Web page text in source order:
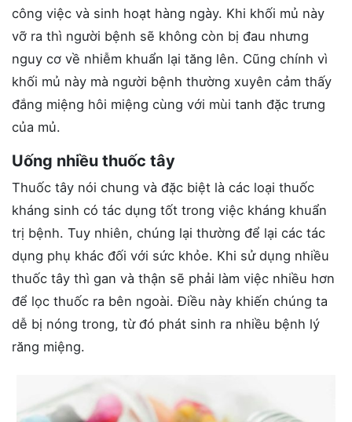
công việc và sinh hoạt hàng ngày. Khi khối mủ này
vỡ ra thì người bệnh sẽ không còn bị đau nhưng
nguy cơ về nhiễm khuẩn lại tăng lên. Cũng chính vì
khối mủ này mà người bệnh thường xuyên cảm thấy
đắng miệng hôi miệng cùng với mùi tanh đặc trưng
của mủ.
Uống nhiều thuốc tây
Thuốc tây nói chung và đặc biệt là các loại thuốc
kháng sinh có tác dụng tốt trong việc kháng khuẩn
trị bệnh. Tuy nhiên, chúng lại thường để lại các tác
dụng phụ khác đối với sức khỏe. Khi sử dụng nhiều
thuốc tây thì gan và thận sẽ phải làm việc nhiều hơn
để lọc thuốc ra bên ngoài. Điều này khiến chúng ta
dễ bị nóng trong, từ đó phát sinh ra nhiều bệnh lý
răng miệng.